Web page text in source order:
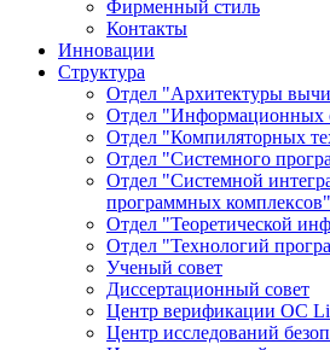
Фирменный стиль
Контакты
Инновации
Структура
Отдел "Архитектуры
Отдел "Информационных
Отдел "Компиляторных
Отдел "Системного
Отдел "Системной
программных комплексов"
Отдел "Теоретической
Отдел "Технологий
Ученый совет
Диссертационный совет
Центр верификации ОС
Центр исследований